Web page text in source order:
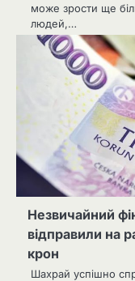
може зрости ще
людей,…
Незвичайний
відправили на
крон
Шахрай успішно